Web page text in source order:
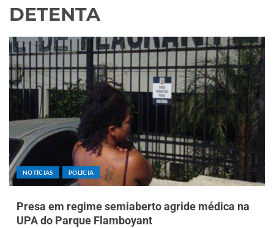
DETENTA
NOTÍCIAS POLÍCIA
Presa em regime semiaberto agride médica na
UPA do Parque Flamboyant